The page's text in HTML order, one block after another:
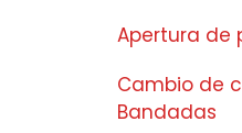
Apertura de
Cambio de
Bandadas